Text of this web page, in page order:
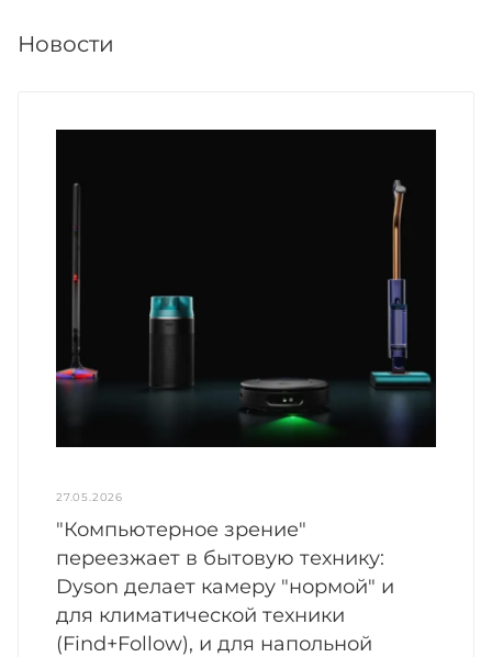
Новости
27.05.2026
"Компьютерное зрение"
переезжает в бытовую технику:
Dyson делает камеру "нормой" и
для климатической техники
(Find+Follow), и для напольной